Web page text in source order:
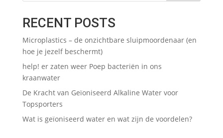
RECENT POSTS
Microplastics – de onzichtbare sluipmoordenaar (en
hoe je jezelf beschermt)
help! er zaten weer Poep bacteriën in ons
kraanwater
De Kracht van Geïoniseerd Alkaline Water voor
Topsporters
Wat is geïoniseerd water en wat zijn de voordelen?